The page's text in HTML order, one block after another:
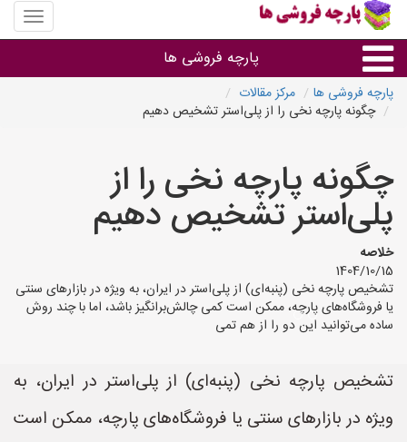
منوی
سایت
فروشی
پارچه فروشی ها
پارچه براساس جنس
پارچه براساس رنگ طرح و کاربرد
پارچه فروشی های هر شهر
پارچه فروشی ها
مرکز مقالات
چگونه پارچه نخی را از پلی‌استر تشخیص دهیم
چگونه پارچه نخی را از
پلی‌استر تشخیص دهیم
خلاصه
1404/10/15
تشخیص پارچه نخی (پنبه‌ای) از پلی‌استر در ایران، به ویژه در بازارهای سنتی
یا فروشگاه‌های پارچه، ممکن است کمی چالش‌برانگیز باشد، اما با چند روش
ساده می‌توانید این دو را از هم تمی
تشخیص پارچه نخی (پنبه‌ای) از پلی‌استر در ایران، به
ویژه در بازارهای سنتی یا فروشگاه‌های پارچه، ممکن است